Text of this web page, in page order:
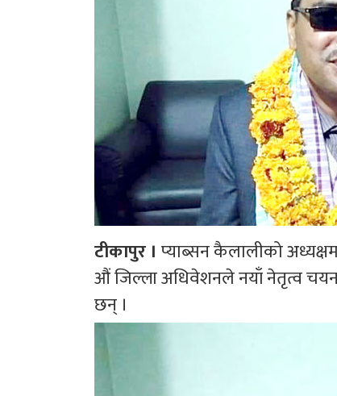
टीकापुर । प्याब्सन कैलालीको
औं जिल्ला अधिवेशनले नयाँ नेतृत्व
छन् ।